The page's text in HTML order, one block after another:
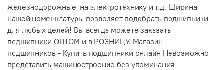
железнодорожные, на электротехнику и т.д. Ширина
нашей номенклатуры позволяет подобрать подшипники
для любых целей! Вы всегда можете заказать
подшипники ОПТОМ и в РОЗНИЦУ. Магазин
подшипников - Купить подшипники онлайн Невозможно
представить машиностроение без упоминания